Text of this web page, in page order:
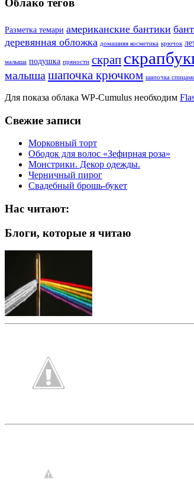
Облако тегов
Разметка темари американские бантики
деревянная обложка домашняя косметика крючок
малыша подушка пряности скрап
малыша шапочка крючком шапочка
Для показа облака WP-Cumulus необходим
Свежие записи
Морковный торт
Ободок для волос «Зефирная роза»
Монстрики. Декор одежды.
Черничный пирог
Свадебный брошь-букет
Нас читают:
Блоги, которые я читаю